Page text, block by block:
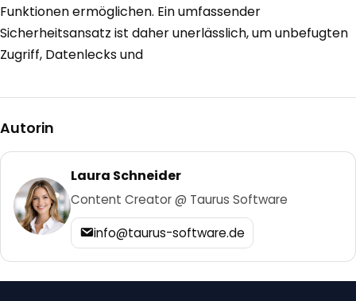
Funktionen ermöglichen. Ein umfassender
Sicherheitsansatz ist daher unerlässlich, um unbefugten
Zugriff, Datenlecks und
Autorin
Laura Schneider
Content Creator @ Taurus Software
info@taurus-software.de